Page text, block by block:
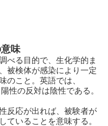
味
べる目的で、生化学的ま
被検体が感染により一定
のこと。英語では、
性の反対は陰性である。
反応が出れば、被験者が
ていることを意味する。